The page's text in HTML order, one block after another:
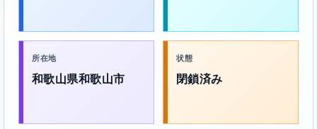
所在地
和歌山県和歌山市
状態
閉鎖済み